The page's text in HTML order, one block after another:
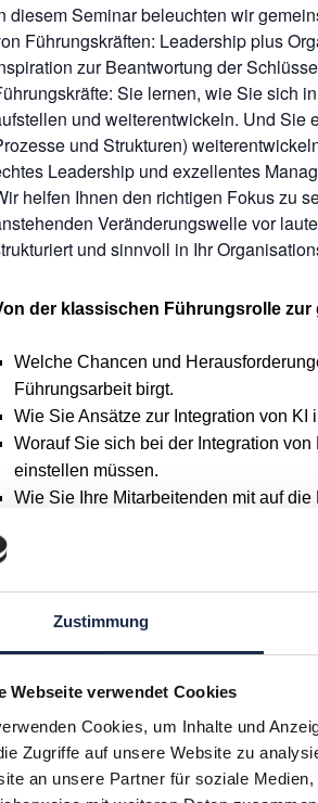
Zustimmung
Webseite verwendet Cookies
Cookies, um Inhalte und
Zugriffe auf unsere Website zu
an unsere Partner für soziale
diesem Seminar beleuchten wir
Führungskräften: Leadership plus
zur Beantwortung der
Sie lernen, wie Sie sich
und weiterentwickeln. Und Sie
und Strukturen)
Leadership und exzellentes
helfen Ihnen den richtigen Fokus zu
Veränderungswelle vor
und sinnvoll in Ihr
der klassischen Führungsrolle zur
Welche Chancen und
Führungsarbeit birgt.
Wie Sie Ansätze zur Integration von
Worauf Sie sich bei der Integration
einstellen müssen.
Wie Sie Ihre Mitarbeitenden mit auf
KI-Experimenten zu effizienten
Prozessmanagement mit sich bringt
Welche Besonderheiten mit Blick auf
beachten sind
Organisationsdesign mit sich bringt
Welche grundlegenden Ansätze zur
werden beantworten müssen